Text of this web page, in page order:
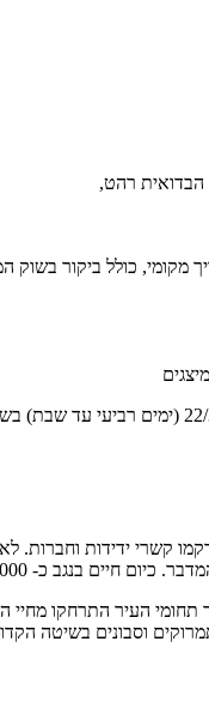
הבדואית רהט,
כולל ביקור בשוק
קשרי ידידות
כבר עברו לאחת מעיירות סביב באר שבע.
העיר התרחקו מחיי
וסבונים בשיטה